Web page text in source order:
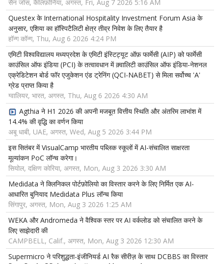
सैन जोस, कैलिफ़ोर्निया, अगस्त, Fri, Aug 7 2026 5:16 AM
Questex के International Hospitality Investment Forum Asia के
अनुसार, एशिया का हॉस्पिटैलिटी क्षेत्र तीव्र निवेश के लिए तैयार है
हॉन्ग कॉन्ग, Thu, Aug 6 2026 4:24 PM
एमिटी विश्वविद्यालय मध्यप्रदेश के एमिटी इंस्टिट्यूट ऑफ़ फार्मेसी (AIP) को फार्मेसी
काउंसिल ऑफ इंडिया (PCI) के तत्वावधान में क़्वालिटी काउंसिल ऑफ इंडिया-नेशनल
एक्रेडिटेशन बोर्ड फॉर एजुकेशन एंड ट्रेनिंग (QCI-NABET) से मिला सर्वोच्च 'A'
ग्रेड प्राप्त किया है
ग्वालियर, भारत, अगस्त, Thu, Aug 6 2026 4:30 AM
Agthia ने H1 2026 की अपनी मजबूत वित्तीय स्थिति और अंतरिम लाभांश में
14.4% की वृद्धि का वर्णन किया
अबू धाबी, UAE, अगस्त, Wed, Aug 5 2026 3:44 PM
इस सितंबर में VisualCamp भारतीय पब्लिक स्कूलों में AI-संचालित साक्षरता
मूल्यांकन PoC लॉन्च करेगा।
सियोल, दक्षिण कोरिया, अगस्त, Mon, Aug 3 2026 3:30 AM
Medidata ने क्लिनिकल पोर्टफ़ोलियो का विस्तार करने के लिए निर्मित एक AI-
आधारित बुनियाद Medidata Plus लॉन्च किया
सिंगापुर, अगस्त, Mon, Aug 3 2026 1:25 AM
WEKA और Andromeda ने वैश्विक स्तर पर AI वर्कलोड को संचालित करने के
लिए साझेदारी की
CAMPBELL, Calif., अगस्त, Mon, Aug 3 2026 12:30 AM
Supermicro ने परिशुद्धता-इंजीनियर्ड AI रैक सीरीज़ के साथ DCBBS का विस्तार